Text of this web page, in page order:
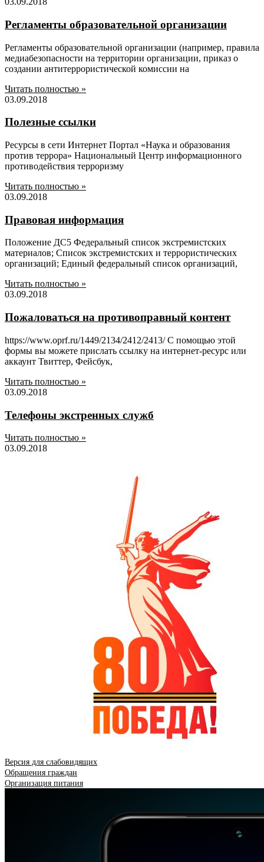
Регламенты образовательной организации
Регламенты образовательной организации (например, правила
медиабезопасности на территории организации, приказ о
создании антитеррористической комиссии на
Читать полностью »
03.09.2018
Полезные ссылки
Ресурсы в сети Интернет Портал «Наука и образования
против террора» Национальный Центр информационного
противодействия терроризму
Читать полностью »
03.09.2018
Правовая информация
Положение ДС5 Федеральный список экстремистских
материалов; Список экстремистских и террористических
организаций; Единый федеральный список организаций,
Читать полностью »
03.09.2018
Пожаловаться на противоправный контент
https://www.oprf.ru/1449/2134/2412/2413/ С помощью этой
формы вы можете прислать ссылку на интернет-ресурс или
аккаунт Твиттер, Фейсбук,
Читать полностью »
03.09.2018
Телефоны экстренных служб
Читать полностью »
03.09.2018
Версия для слабовидящих
Обращения граждан
Организация питания